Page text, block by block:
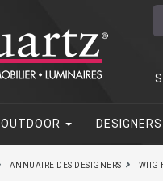
OUTDOOR DESIGNERS
ANNUAIRE DES DESIGNERS WIIG